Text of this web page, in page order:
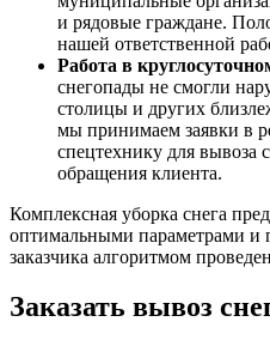
и рядовые граждане.
нашей ответственной
Работа в
снегопады не смогли
столицы и других
мы принимаем заявки в
спецтехнику для вывоза
обращения клиента.
Комплексная уборка снега
оптимальными параметрами и
заказчика алгоритмом
Заказать вывоз